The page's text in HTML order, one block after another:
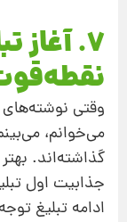
7. آغاز
وقتی
می‌خوانم،
گذاشته‌اند.
جذابیت اول
ادامه تبلیغ